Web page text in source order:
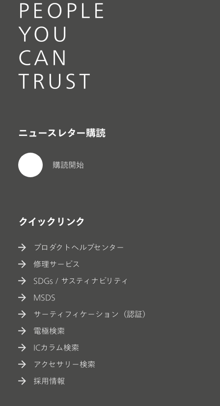
PEOPLE
YOU
CAN
TRUST
ニュースレター購読
購読開始
クイックリンク
プロダクトヘルプセンター
修理サービス
SDGs / サスティナビリティ
MSDS
サーティフィケーション（認証）
電極検索
ICカラム検索
アクセサリー検索
採用情報